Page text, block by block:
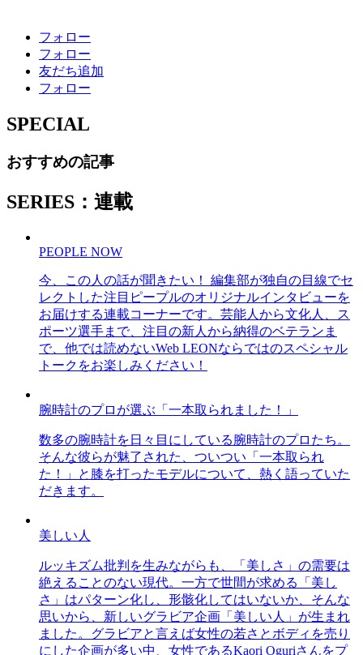
フォロー
フォロー
友だち追加
フォロー
SPECIAL
おすすめの記事
SERIES：連載
PEOPLE NOW
今、この人の話が聞きたい！ 編集部が独自の目線でセ
レクトした注目ピープルのオリジナルインタビューを
お届けする連載コーナーです。芸能人から文化人、ス
ポーツ選手まで、注目の新人から納得のベテランま
で、他では読めないWeb LEONならではのスペシャル
トークをお楽しみください！
腕時計のプロが選ぶ「一本取られました！」
数多の腕時計を日々目にしている腕時計のプロたち。
そんな彼らが魅了された、ついつい「一本取られ
た！」と膝を打ったモデルについて、熱く語っていた
だきます。
美しい人
ルッキズム批判を生みながらも、「美しさ」の需要は
絶えることのない現代。一方で世間が求める「美し
さ」はパターン化し、形骸化してはいないか、そんな
思いから、新しいグラビア企画「美しい人」が生まれ
ました。グラビアと言えば女性の若さとボディを売り
にした企画が多い中、女性であるKaori Oguriさんをプ